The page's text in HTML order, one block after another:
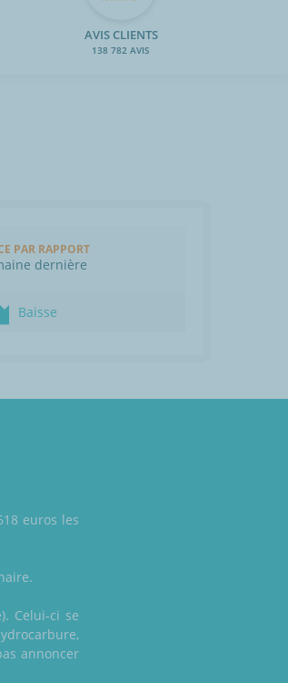
AVIS CLIENTS
138 782 AVIS
PAR RAPPORT
dernière
Baisse
euros les
Celui-ci se
annoncer